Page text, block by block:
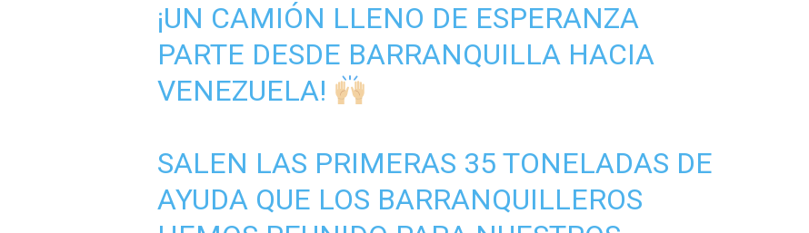
¡UN CAMIÓN LLENO DE ESPERANZA
PARTE DESDE BARRANQUILLA HACIA
VENEZUELA!
SALEN LAS PRIMERAS 35 TONELADAS DE
AYUDA QUE LOS BARRANQUILLEROS